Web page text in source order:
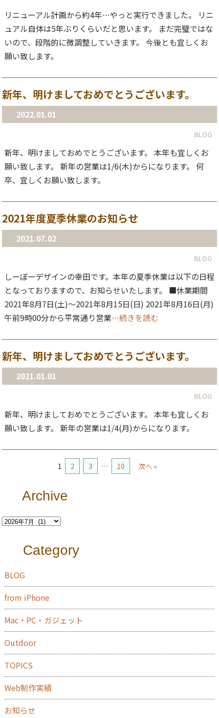
リニューアル計画から約4年…やっと実行できました。 リニ
ュアル自体は5年ぶりくらいだと思います。 まだ完璧ではな
いので、段階的に微調整していきます。 今後とも宜しくお
願い致します。
新年、明けましておめでとうございます。
2022.01.01
BLOG
新年、明けましておめでとうございます。 本年も宜しくお
願い致します。 新年の営業は1/6(木)からになります。 何
卒、宜しくお願い致します。
2021年度夏季休業のお知らせ
2021.07.02
BLOG
しーぼーデザインの幸田です。本年の夏季休業は以下の日程
となっておりますので、お知らせいたします。 ■休業期間
2021年8月7日(土)〜2021年8月15日(日) 2021年8月16日(月)
午前9時00分から平常通り営業…続きを読む
新年、明けましておめでとうございます。
2021.01.01
BLOG
新年、明けましておめでとうございます。 本年も宜しくお
願い致します。 新年の営業は1/4(月)からになります。
1 2 3 … 10 次へ »
Archive
Category
BLOG
from iPhone
Mac・PC・ガジェット
Outdoor
TOPICS
Web制作実績
お知らせ